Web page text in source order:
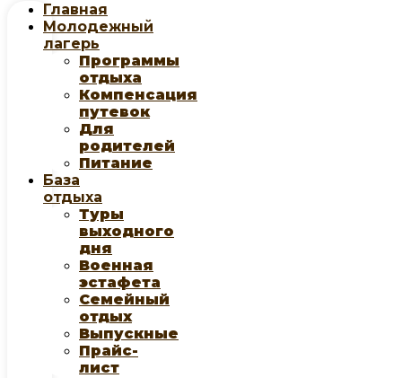
Главная
Молодежный
лагерь
Программы
отдыха
Компенсация
путевок
Для
родителей
Питание
База
отдыха
Туры
выходного
дня
Военная
эстафета
Семейный
отдых
Выпускные
Прайс-
лист